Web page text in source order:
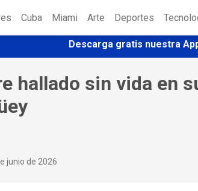
Cuba Miami Arte Deportes
Descarga gratis nuestra
hallado sin vida en
junio de 2026